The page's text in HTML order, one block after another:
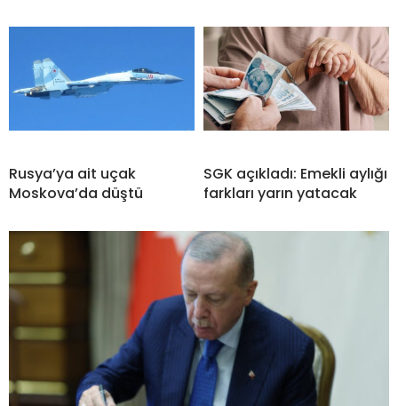
Rusya’ya ait uçak
Moskova’da düştü
SGK açıkladı: Emekli aylığı
farkları yarın yatacak